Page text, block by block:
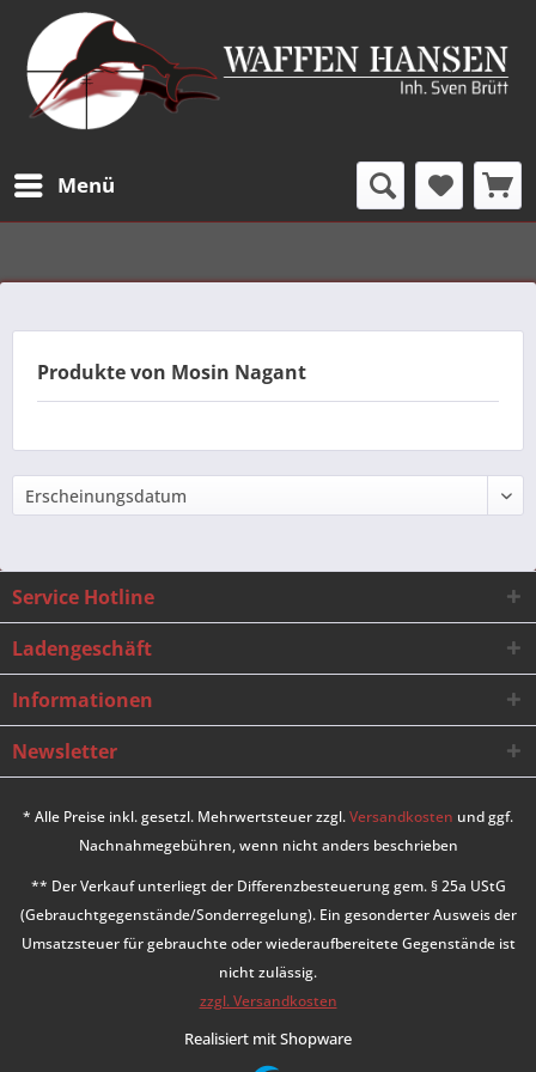
Menü
Produkte von Mosin Nagant
Service Hotline
Ladengeschäft
Informationen
Newsletter
* Alle Preise inkl. gesetzl. Mehrwertsteuer zzgl.Versandkosten und ggf.
Nachnahmegebühren, wenn nicht anders beschrieben
** Der Verkauf unterliegt der Differenzbesteuerung gem. § 25a UStG
(Gebrauchtgegenstände/Sonderregelung). Ein gesonderter Ausweis der
Umsatzsteuer für gebrauchte oder wiederaufbereitete Gegenstände ist
nicht zulässig.
zzgl. Versandkosten
Realisiert mit Shopware